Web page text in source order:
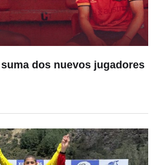
dos nuevos jugadores